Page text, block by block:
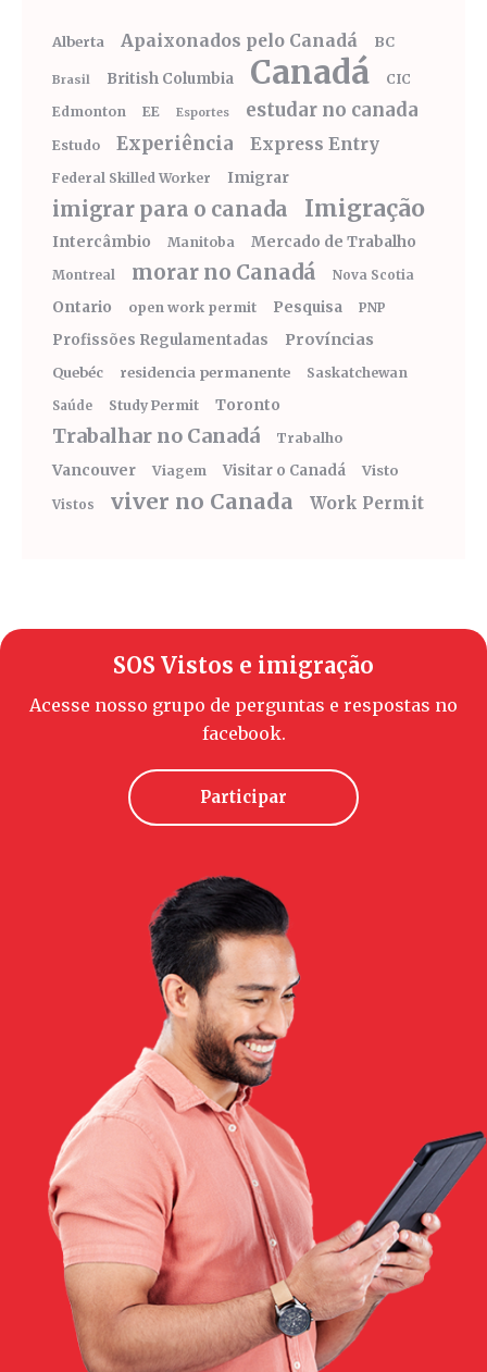
Alberta Apaixonados pelo Canadá BC
Brasil British Columbia Canadá
CIC
Edmonton
EE Esportes estudar no canada
Estudo Experiência Express Entry
Federal Skilled Worker Imigrar
imigrar para o canada Imigração
Intercâmbio Manitoba Mercado de Trabalho
Montreal morar no Canadá Nova Scotia
Ontario open work permit Pesquisa PNP
Profissões Regulamentadas Províncias
Quebéc residencia permanente Saskatchewan
Saúde Study Permit Toronto
Trabalhar no Canadá Trabalho
Vancouver Viagem Visitar o Canadá Visto
Vistos viver no Canada Work Permit
SOS Vistos e imigração
Acesse nosso grupo de perguntas e respostas no
facebook.
Participar